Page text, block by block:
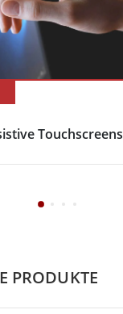
Touchscreens
PRODUKTE